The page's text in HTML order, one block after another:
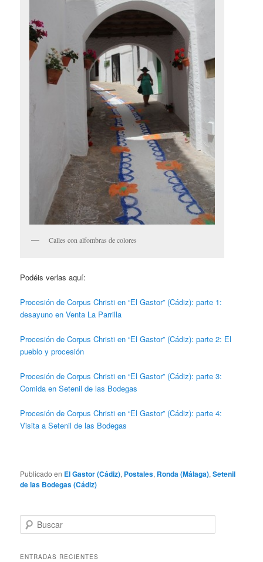
Calles con alfombras de colores
Podéis verlas aquí:
Procesión de Corpus Christi en “El Gastor” (Cádiz): parte 1:
desayuno en Venta La Parrilla
Procesión de Corpus Christi en “El Gastor” (Cádiz): parte 2: El
pueblo y procesión
Procesión de Corpus Christi en “El Gastor” (Cádiz): parte 3:
Comida en Setenil de las Bodegas
Procesión de Corpus Christi en “El Gastor” (Cádiz): parte 4:
Visita a Setenil de las Bodegas
Publicado en El Gastor (Cádiz), Postales, Ronda (Málaga),Setenil
de las Bodegas (Cádiz)
u
c
ENTRADAS RECIENTES